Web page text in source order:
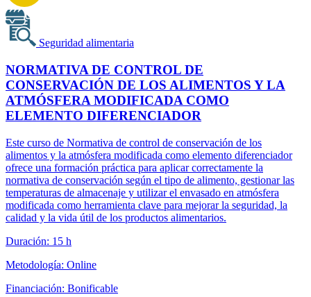
Seguridad alimentaria
NORMATIVA DE CONTROL DE
CONSERVACIÓN DE LOS ALIMENTOS Y LA
ATMÓSFERA MODIFICADA COMO
ELEMENTO DIFERENCIADOR
Este curso de Normativa de control de conservación de los
alimentos y la atmósfera modificada como elemento diferenciador
ofrece una formación práctica para aplicar correctamente la
normativa de conservación según el tipo de alimento, gestionar las
temperaturas de almacenaje y utilizar el envasado en atmósfera
modificada como herramienta clave para mejorar la seguridad, la
calidad y la vida útil de los productos alimentarios.
Duración: 15 h
Metodología: Online
Financiación: Bonificable